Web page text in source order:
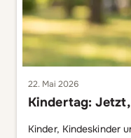
22. Mai 2026
Kindertag:
Kinder, Kindeskinder